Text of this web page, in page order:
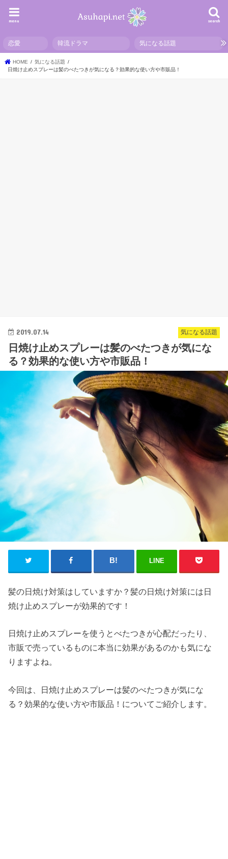
search
menu
恋愛 韓流ドラマ 気になる話題
HOME
気になる話題
日焼け止めスプレーは髪のべたつきが気になる？効果的な使い方や市販品！
気になる話題
2019.07.14
日焼け止めスプレーは髪のべたつきが気にな
る？効果的な使い方や市販品！
LINE
髪の日焼け対策はしていますか？髪の日焼け対策には日
焼け止めスプレーが効果的です！
日焼け止めスプレーを使うとべたつきが心配だったり、
市販で売っているものに本当に効果があるのかも気にな
りますよね。
今回は、日焼け止めスプレーは髪のべたつきが気にな
る？効果的な使い方や市販品！についてご紹介します。